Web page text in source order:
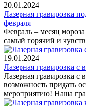
20.01.2024
Лазерная гравировка
февраля
Февраль – месяц мороза
самый горячий и
19.01.2024
Лазерная гравировка с
Лазерная гравировка с
возможность придать
мероприятию! Наша